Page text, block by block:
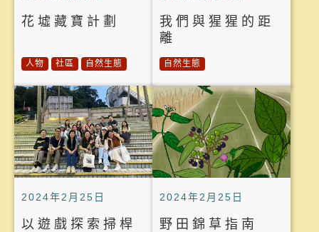
花墟藏寶計劃
人物 社區 自然生態
我們與猩猩的距
離
自然生態
2024年2月25日
以遊戲探索掃桿
2024年2月25日
野田錦草指南